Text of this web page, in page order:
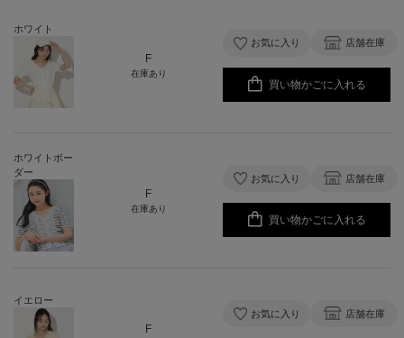
ホワイト
F
在庫あり
お気に入り 店舗在庫
買い物かごに入れる
ホワイトボー
ダー
F
在庫あり
お気に入り 店舗在庫
買い物かごに入れる
イエロー
F
お気に入り 店舗在庫